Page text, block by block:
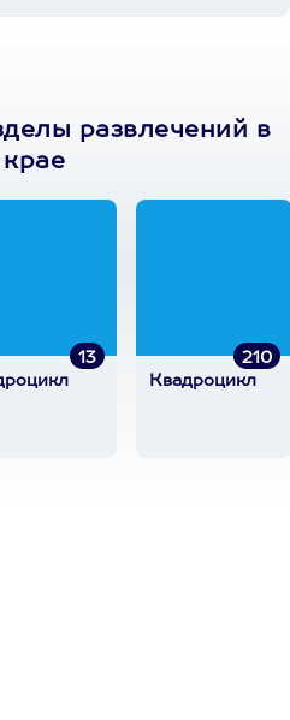
развлечений в
13
210
Квадроцикл